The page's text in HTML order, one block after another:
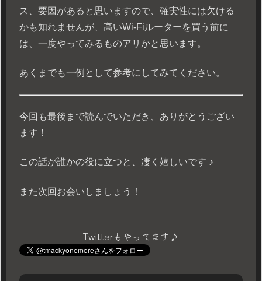
ス、要因があると思いますので、確実性には欠ける
かも知れませんが、高いWi-Fiルーターを買う前に
は、一度やってみるものアリかと思います。
あくまでも一例として参考にしてみてください。
今回も最後まで読んでいただき、ありがとうござい
ます！
この話が誰かの役に立つと、凄く嬉しいです ♪
また次回お会いしましょう！
Twitterもやってます♪